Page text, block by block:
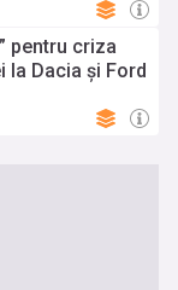
pentru criza
la Dacia și Ford